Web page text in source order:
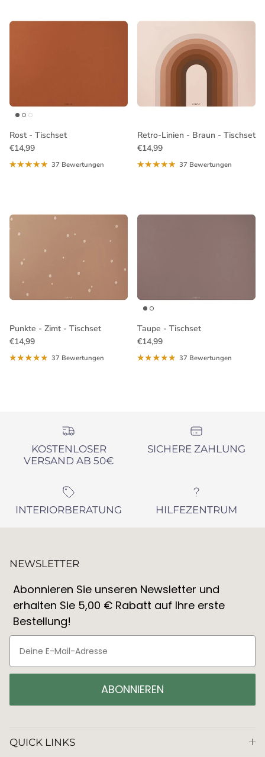
Rost - Tischset
Normaler Preis
€14,99
37 Bewertungen
Retro-Linien - Braun - Tischset
Normaler Preis
€14,99
37 Bewertungen
Punkte - Zimt - Tischset
Normaler Preis
€14,99
37 Bewertungen
Taupe - Tischset
Normaler Preis
€14,99
37 Bewertungen
KOSTENLOSER
VERSAND AB 50€
SICHERE ZAHLUNG
INTERIORBERATUNG HILFEZENTRUM
NEWSLETTER
Abonnieren Sie unseren Newsletter und
erhalten Sie 5,00 € Rabatt auf Ihre erste
Bestellung!
ABONNIEREN
QUICK LINKS